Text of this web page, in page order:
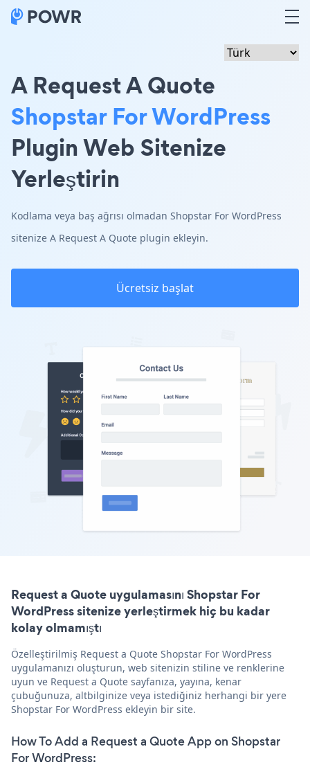
A Request A Quote
Shopstar For WordPress
Plugin Web Sitenize
Yerleştirin
Kodlama veya baş ağrısı olmadan Shopstar For WordPress
sitenize A Request A Quote plugin ekleyin.
Ücretsiz başlat
Request a Quote uygulamasını Shopstar For
WordPress sitenize yerleştirmek hiç bu kadar
kolay olmamıştı
Özelleştirilmiş Request a Quote Shopstar For WordPress
uygulamanızı oluşturun, web sitenizin stiline ve renklerine
uyun ve Request a Quote sayfanıza, yayına, kenar
çubuğunuza, altbilginize veya istediğiniz herhangi bir yere
Shopstar For WordPress ekleyin bir site.
How To Add a Request a Quote App on Shopstar
For WordPress: